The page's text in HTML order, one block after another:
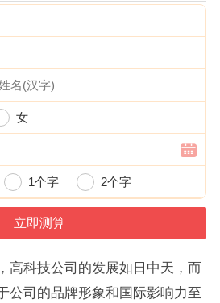
女
1个字 2个字
高科技公司的发展如日中天，而
公司的品牌形象和国际影响力至